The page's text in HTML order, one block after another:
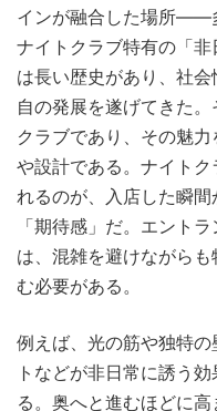
インが融合した場所――
ナイトクラブ特有の「非
は長い歴史があり、社
自の発展を遂げてきた
クラブであり、その魅
や設計である。ナイト
れるのが、入店した瞬
「期待感」だ。エント
は、混雑を避けながら
む必要がある。
例えば、光の筋や独特
トなどが非日常に誘う
る。奥へと進むほどに